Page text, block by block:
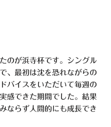
のが浜寺杯です。シングル
、最初は沈を恐れながらの
バイスをいただいて毎週の
感できた期間でした。結果
ならず人間的にも成長でき